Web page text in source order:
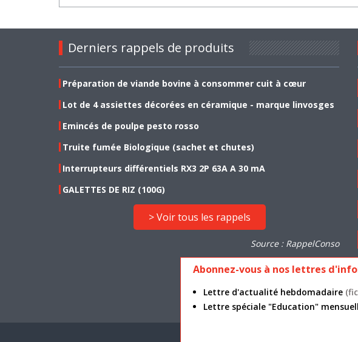
Derniers rappels de produits
Préparation de viande bovine à consommer cuit à cœur
Lot de 4 assiettes décorées en céramique - marque linvosges
Emincés de poulpe pesto rosso
Truite fumée Biologique (sachet et chutes)
Interrupteurs différentiels RX3 2P 63A A 30 mA
GALETTES DE RIZ (100G)
> Voir tous les rappels
Source : RappelConso
Abonnez-vous à nos lettres
Lettre d'actualité hebdomadaire
Lettre spéciale "Education"